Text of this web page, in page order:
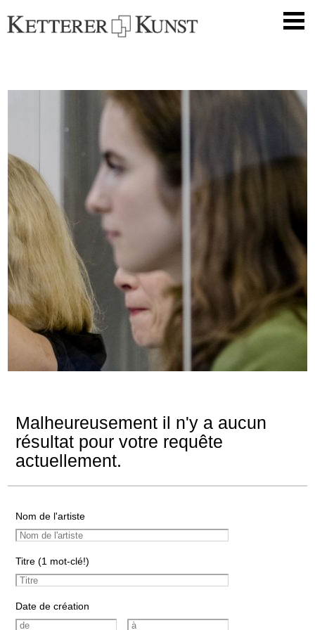
Malheureusement il n'y a aucun
résultat pour votre requête
actuellement.
Nom de l'artiste
Titre (1 mot-clé!)
Date de création